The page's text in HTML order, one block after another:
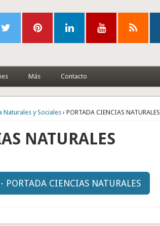
Más Contacto
y Sociales› PORTADA CIENCIAS NATURALES
NATURALES
PORTADA CIENCIAS NATURALES